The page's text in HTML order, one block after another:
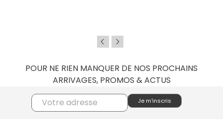
POUR NE RIEN MANQUER DE NOS PROCHAINS
ARRIVAGES, PROMOS & ACTUS